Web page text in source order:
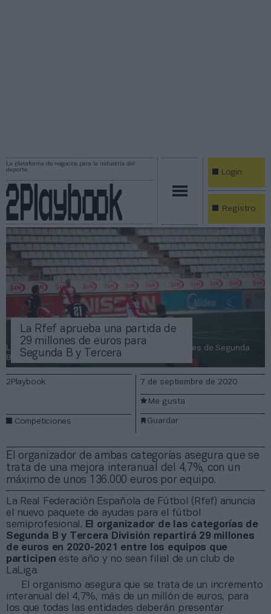
La plataforma de negocios para la industria del
deporte
Login
Registro
La Rfef incrementa un 4,7% las ayudas a los clubes de Segunda
B y Tercera División.
La Rfef aprueba una partida de
29 millones de euros para
Segunda B y Tercera
2Playbook
Competiciones
7 de septiembre de 2020
Guardar
Me gusta
El organizador de ambas categorías asegura que se
trata de una mejora interanual del 4,7%, con un
máximo de unos 136.000 euros por equipo.
La Real Federación Española de Fútbol (Rfef) anuncia
el nuevo paquete de ayudas para el fútbol
semiprofesional. El organizador de las categorías de
Segunda B y Tercera División repartirá 29 millones
de euros en 2020-2021 entre los equipos que
participen este año y no sean filial de un club de
LaLiga.
El organismo asegura que se trata de un incremento
interanual del 4,7%, más de un millón de euros, para
los que todas las entidades deberán presentar